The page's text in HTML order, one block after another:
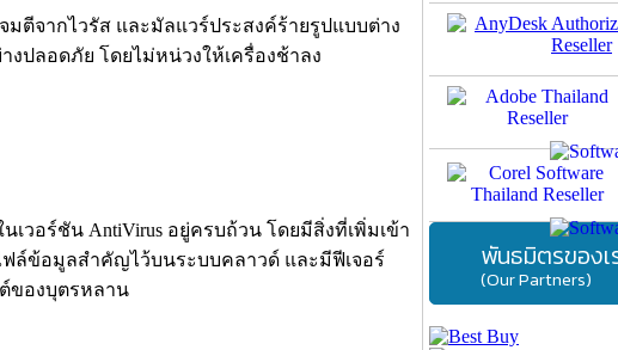
ตีจากไวรัส และมัลแวร์ประสงค์ร้ายรูปแบบต่าง
งปลอดภัย โดยไม่หน่วงให้เครื่องช้าลง
วอร์ชัน AntiVirus อยู่ครบถ้วน โดยมีสิ่งที่เพิ่มเข้า
ฟล์ข้อมูลสำคัญไว้บนระบบคลาวด์ และมีฟีเจอร์
ของบุตรหลาน
พันธมิตรของเ
(Our Partners)